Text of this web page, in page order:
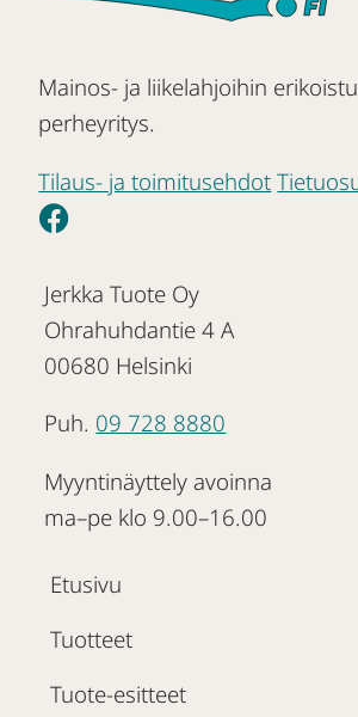
Mainos- ja liikelahjoihin
perheyritys.
Tilaus- ja toimitusehdot
Jerkka Tuote Oy
Ohrahuhdantie 4 A
00680 Helsinki
Puh. 09 728 8880
Myyntinäyttely avoinna
ma–pe klo 9.00–16.00
Etusivu
Tuotteet
Tuote-esitteet